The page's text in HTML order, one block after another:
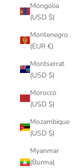
Mongolia
(USD $)
Montenegro
(EUR €)
Montserrat
(USD $)
Morocco
(USD $)
Mozambique
(USD $)
Myanmar
(Burma)